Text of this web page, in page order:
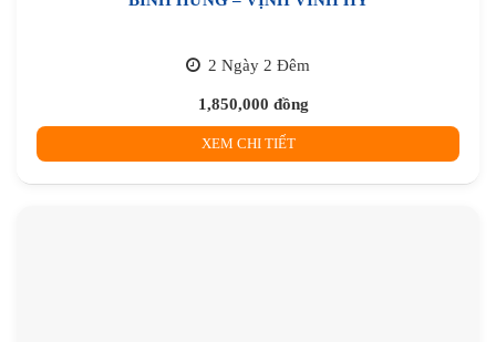
2 Ngày 2 Đêm
1,850,000 đồng
XEM CHI TIẾT